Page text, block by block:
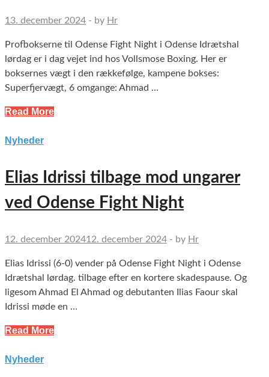
13. december 2024 - by Hr
Profbokserne til Odense Fight Night i Odense Idrætshal
lørdag er i dag vejet ind hos Vollsmose Boxing. Her er
boksernes vægt i den rækkefølge, kampene bokses:
Superfjervægt, 6 omgange: Ahmad …
Read More
Nyheder
Elias Idrissi tilbage mod ungarer
ved Odense Fight Night
12. december 202412. december 2024 - by Hr
Elias Idrissi (6-0) vender på Odense Fight Night i Odense
Idrætshal lørdag. tilbage efter en kortere skadespause. Og
ligesom Ahmad El Ahmad og debutanten Ilias Faour skal
Idrissi møde en …
Read More
Nyheder